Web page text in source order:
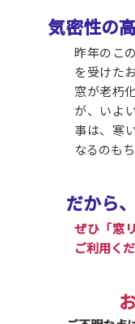
気密性の
昨年のこ
を受けた
窓が老朽
が、いよ
事は、寒
なるのも
だから
ぜひ「窓
ご利用くだ